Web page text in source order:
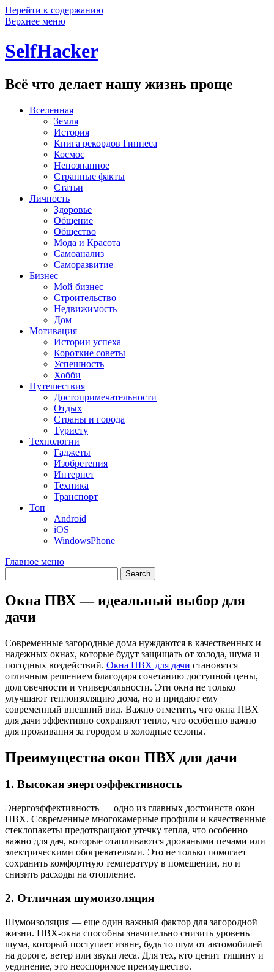
Перейти к содержанию
Верхнее меню
SelfHacker
Всё что делает нашу жизнь проще
Вселенная
Земля
История
Книга рекордов Гиннеса
Космос
Непознанное
Странные факты
Статьи
Личность
Здоровье
Общение
Общество
Мода и Красота
Самоанализ
Саморазвитие
Бизнес
Мой бизнес
Строительство
Недвижимость
Дом
Мотивация
Истории успеха
Короткие советы
Успешность
Хобби
Путешествия
Достопримечательности
Отдых
Страны и города
Туристу
Технологии
Гаджеты
Изобретения
Интернет
Техника
Транспорт
Топ
Android
iOS
WindowsPhone
Главное меню
Окна ПВХ — идеальный выбор для
дачи
Современные загородные дома нуждаются в качественных и
надежных окнах, которые будут защищать от холода, шума и
погодных воздействий. Окна ПВХ для дачи становятся
отличным решением благодаря сочетанию доступной цены,
долговечности и универсальности. Эти окна не только
улучшают теплоизоляцию дома, но и придают ему
современный внешний вид. Важно отметить, что окна ПВХ
для дачи эффективно сохраняют тепло, что особенно важно
для проживания за городом в холодные сезоны.
Преимущества окон ПВХ для дачи
1. Высокая энергоэффективность
Энергоэффективность — одно из главных достоинств окон
ПВХ. Современные многокамерные профили и качественные
стеклопакеты предотвращают утечку тепла, что особенно
важно для дач, которые отапливаются дровяными печами или
электрическими обогревателями. Это не только помогает
сохранить комфортную температуру в помещении, но и
снизить расходы на отопление.
2. Отличная шумоизоляция
Шумоизоляция — еще один важный фактор для загородной
жизни. ПВХ-окна способны значительно снизить уровень
шума, который поступает извне, будь то шум от автомобилей
на дороге, ветер или звуки леса. Для тех, кто ценит тишину и
уединение, это неоспоримое преимущество.